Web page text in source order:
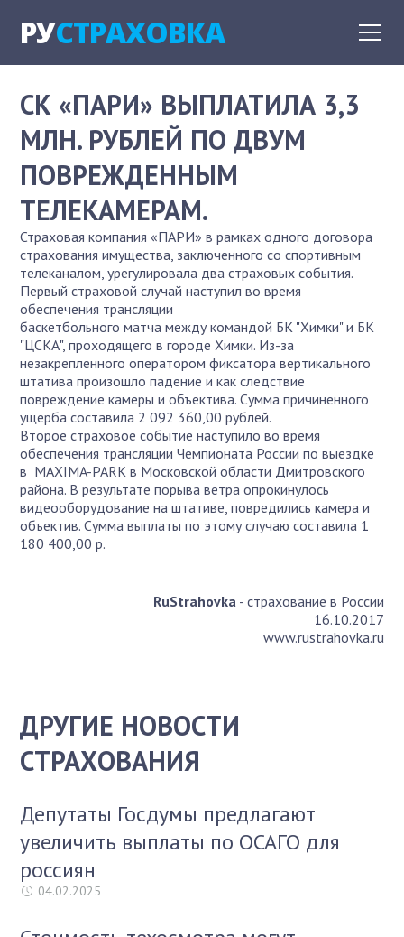
РУСТРАХОВКА
СК «ПАРИ» ВЫПЛАТИЛА 3,3
МЛН. РУБЛЕЙ ПО ДВУМ
ПОВРЕЖДЕННЫМ
ТЕЛЕКАМЕРАМ.
Страховая компания «ПАРИ» в рамках одного договора
страхования имущества, заключенного со спортивным
телеканалом, урегулировала два страховых события.
Первый страховой случай наступил во время
обеспечения трансляции
баскетбольного матча между командой БК "Химки" и БК
"ЦСКА", проходящего в городе Химки. Из-за
незакрепленного оператором фиксатора вертикального
штатива произошло падение и как следствие
повреждение камеры и объектива. Сумма причиненного
ущерба составила 2 092 360,00 рублей.
Второе страховое событие наступило во время
обеспечения трансляции Чемпионата России по выездке
в МАXIMA-PARK в Московской области Дмитровского
района. В результате порыва ветра опрокинулось
видеооборудование на штативе, повредились камера и
объектив. Сумма выплаты по этому случаю составила 1
180 400,00 р.
RuStrahovka- страхование в России
16.10.2017
www.rustrahovka.ru
ДРУГИЕ НОВОСТИ
СТРАХОВАНИЯ
Депутаты Госдумы предлагают
увеличить выплаты по ОСАГО для
россиян
04.02.2025